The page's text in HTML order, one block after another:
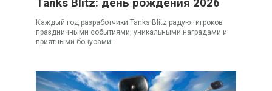
Каждый год разработчики Tanks Blitz радуют игроков
праздничными событиями, уникальными наградами и
приятными бонусами.